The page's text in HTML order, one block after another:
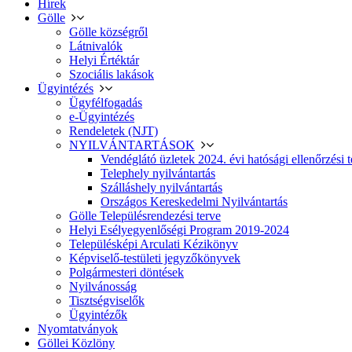
Hírek
Gölle
Gölle községről
Látnivalók
Helyi Értéktár
Szociális lakások
Ügyintézés
Ügyfélfogadás
e-Ügyintézés
Rendeletek (NJT)
NYILVÁNTARTÁSOK
Vendéglátó üzletek 2024. évi hatósági ellenőrzési
Telephely nyilvántartás
Szálláshely nyilvántartás
Országos Kereskedelmi Nyilvántartás
Gölle Településrendezési terve
Helyi Esélyegyenlőségi Program 2019-2024
Településképi Arculati Kézikönyv
Képviselő-testületi jegyzőkönyvek
Polgármesteri döntések
Nyilvánosság
Tisztségviselők
Ügyintézők
Nyomtatványok
Göllei Közlöny